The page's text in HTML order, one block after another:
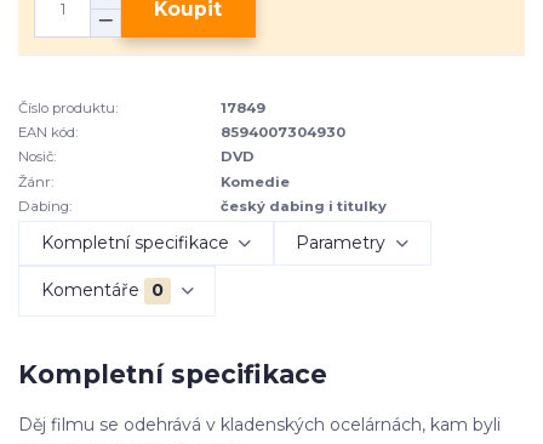
Koupit
Číslo produktu:
17849
EAN kód:
8594007304930
Nosič:
DVD
Žánr:
Komedie
Dabing:
český dabing i titulky
Kompletní specifikace Parametry
Komentáře 0
Kompletní specifikace
Děj filmu se odehrává v kladenských ocelárnách, kam byli